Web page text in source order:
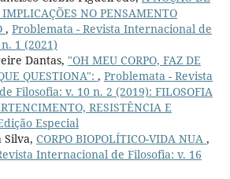
NO PENSAMENTO
, Problemata - Revista Internacional de
1 (2021)
Dantas, "OH MEU CORPO, FAZ DE
QUESTIONA": , Problemata - Revista
Filosofia: v. 10 n. 2 (2019): FILOSOFIA
RESISTÊNCIA E
Especial
Silva, CORPO BIOPOLÍTICO-VIDA NUA ,
Internacional de Filosofia: v. 16